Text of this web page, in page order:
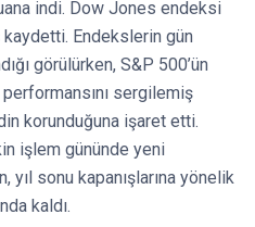
indi. Dow Jones endeksi
kaydetti. Endekslerin gün
görülürken, S&P 500’ün
sergilemiş
korunduğuna işaret etti.
işlem gününde yeni
yıl sonu kapanışlarına yönelik
kaldı.